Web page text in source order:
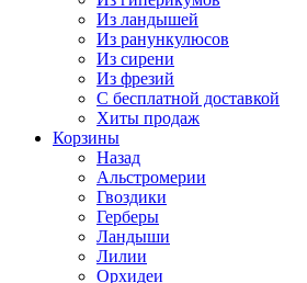
Из ландышей
Из ранункулюсов
Из сирени
Из фрезий
С бесплатной доставкой
Хиты продаж
Корзины
Назад
Альстромерии
Гвоздики
Герберы
Ландыши
Лилии
Орхидеи